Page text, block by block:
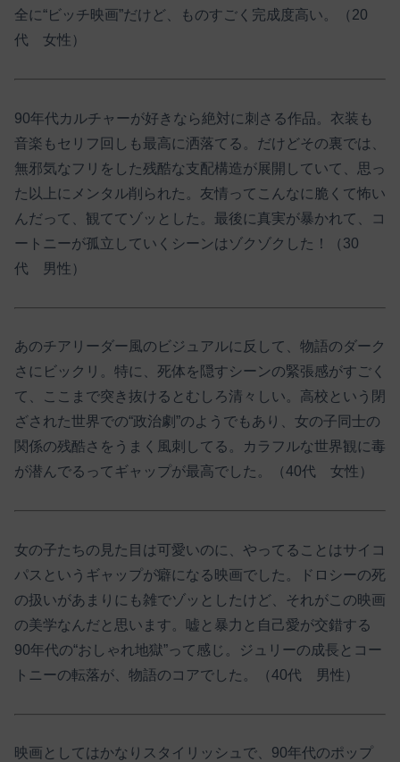
全に“ビッチ映画”だけど、ものすごく完成度高い。（20
代 女性）
90年代カルチャーが好きなら絶対に刺さる作品。衣装も
音楽もセリフ回しも最高に洒落てる。だけどその裏では、
無邪気なフリをした残酷な支配構造が展開していて、思っ
た以上にメンタル削られた。友情ってこんなに脆くて怖い
んだって、観ててゾッとした。最後に真実が暴かれて、コ
ートニーが孤立していくシーンはゾクゾクした！（30
代 男性）
あのチアリーダー風のビジュアルに反して、物語のダーク
さにビックリ。特に、死体を隠すシーンの緊張感がすごく
て、ここまで突き抜けるとむしろ清々しい。高校という閉
ざされた世界での“政治劇”のようでもあり、女の子同士の
関係の残酷さをうまく風刺してる。カラフルな世界観に毒
が潜んでるってギャップが最高でした。（40代 女性）
女の子たちの見た目は可愛いのに、やってることはサイコ
パスというギャップが癖になる映画でした。ドロシーの死
の扱いがあまりにも雑でゾッとしたけど、それがこの映画
の美学なんだと思います。嘘と暴力と自己愛が交錯する
90年代の“おしゃれ地獄”って感じ。ジュリーの成長とコー
トニーの転落が、物語のコアでした。（40代 男性）
映画としてはかなりスタイリッシュで、90年代のポップ